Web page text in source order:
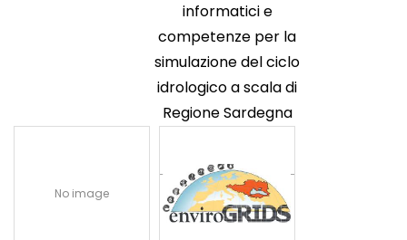
informatici e
competenze per la
simulazione del ciclo
idrologico a scala di
Regione Sardegna
No image